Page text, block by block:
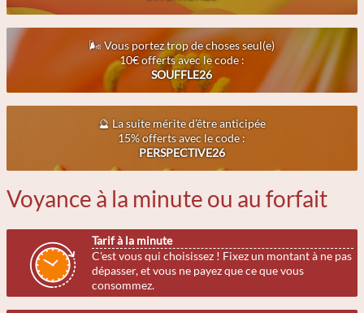
🌬 Vous portez trop de choses seul(e)
10€ offerts avec le code :
SOUFFLE26
🔮 La suite mérite d’être anticipée
15% offerts avec le code :
PERSPECTIVE26
Voyance à la minute ou au forfait
Tarif à la minute
C'est vous qui choisissez ! Fixez un montant à ne pas
dépasser, et vous ne payez que ce que vous
consommez.